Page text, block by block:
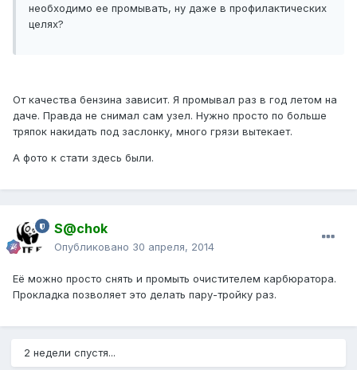
необходимо ее промывать, ну даже в профилактических
целях?
От качества бензина зависит. Я промывал раз в год летом на
даче. Правда не снимал сам узел. Нужно просто по больше
тряпок накидать под заслонку, много грязи вытекает.
А фото к стати здесь были.
S@chok
Опубликовано 30 апреля, 2014
Её можно просто снять и промыть очистителем карбюратора.
Прокладка позволяет это делать пару-тройку раз.
2 недели спустя...